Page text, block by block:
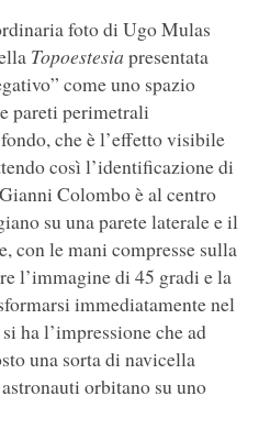
foto di Ugo Mulas
Topoestesia presentata
come uno spazio
pareti perimetrali
che è l’effetto visibile
così l’identificazione di
Colombo è al centro
su una parete laterale e il
con le mani compresse sulla
l’immagine di 45 gradi e la
immediatamente nel
ha l’impressione che ad
una sorta di navicella
orbitano su uno